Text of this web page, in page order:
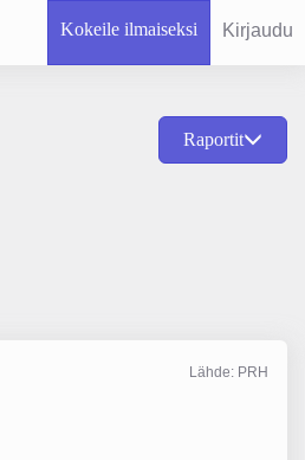
Kokeile ilmaiseksi Kirjaudu
Raportit
Lähde: PRH